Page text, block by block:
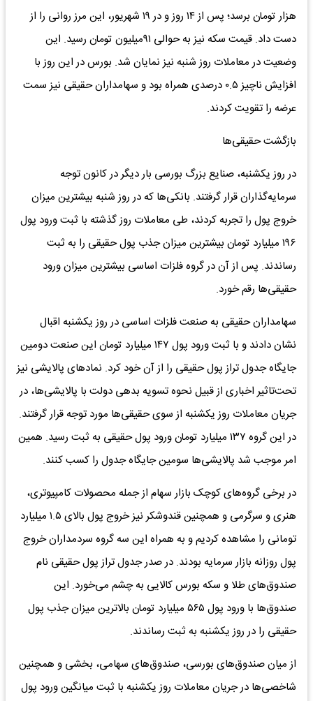
هزار تومان برسد؛ پس از ۱۴ روز و در ۱۹ شهریور، این مرز روانی را از
دست داد. قیمت سکه نیز به حوالی ۹۱‌میلیون تومان رسید. این
وضعیت در معاملات روز شنبه نیز نمایان شد. بورس در این روز با
افزایش ناچیز ۰.۵ درصدی همراه بود و سهامداران حقیقی نیز سمت
عرضه را تقویت کردند.
بازگشت حقیقی‌ها
در روز یکشنبه، صنایع بزرگ بورسی بار دیگر در کانون توجه
سرمایه‌گذاران قرار گرفتند. بانکی‌ها که در روز شنبه بیشترین میزان
خروج پول را تجربه کردند، طی معاملات روز گذشته با ثبت ورود پول
۱۹۶ میلیارد تومان بیشترین میزان جذب پول حقیقی را به ثبت
رساندند. پس از آن در گروه فلزات اساسی بیشترین میزان ورود
حقیقی‌ها رقم خورد.
سهامداران حقیقی به صنعت فلزات اساسی در روز یکشنبه اقبال
نشان دادند و با ثبت ورود پول ۱۴۷ میلیارد تومان این صنعت دومین
جایگاه جدول تراز پول حقیقی را از آن خود کرد. نماد‌های پالایشی نیز
تحت‌تاثیر اخباری از قبیل نحوه تسویه بدهی دولت با پالایشی‌ها، در
جریان معاملات روز یکشنبه از سوی حقیقی‌ها مورد توجه قرار گرفتند.
در این گروه ۱۳۷ میلیارد تومان ورود پول حقیقی به ثبت رسید. همین
امر موجب شد پالایشی‌ها سومین جایگاه جدول را کسب کنند.
در برخی گروه‌های کوچک بازار سهام از جمله محصولات کامپیوتری،
هنری و سرگرمی و همچنین قندوشکر نیز خروج پول بالای ۱.۵ میلیارد
تومانی را مشاهده کردیم و به همراه این سه گروه سردمداران خروج
پول روزانه بازار سرمایه بودند. در صدر جدول تراز پول حقیقی نام
صندوق‌های طلا و سکه بورس کالایی به چشم می‌خورد. این
صندوق‌ها با ورود پول ۵۶۵ میلیارد تومان بالاترین میزان جذب پول
حقیقی را در روز یکشنبه به ثبت رساندند.
از میان صندوق‌های بورسی، صندوق‌های سهامی، بخشی و همچنین
شاخصی‌ها در جریان معاملات روز یکشنبه با ثبت میانگین ورود پول